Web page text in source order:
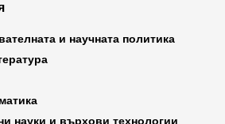
и научната политика
науки и върхови технологии